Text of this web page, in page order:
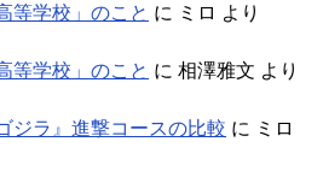
等学校」のこと に ミロ より
等学校」のこと に 相澤雅文 より
ジラ』進撃コースの比較 に ミロ